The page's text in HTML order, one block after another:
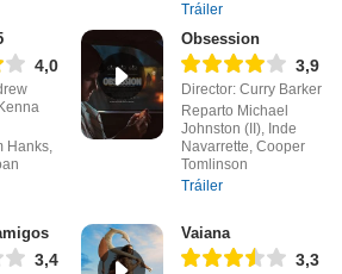
Tráiler
4,0
Hanks,
Obsession
3,9
Director: Curry Barker
Reparto Michael
Johnston (II), Inde
Navarrette, Cooper
Tomlinson
Tráiler
3,4
Vaiana
3,3